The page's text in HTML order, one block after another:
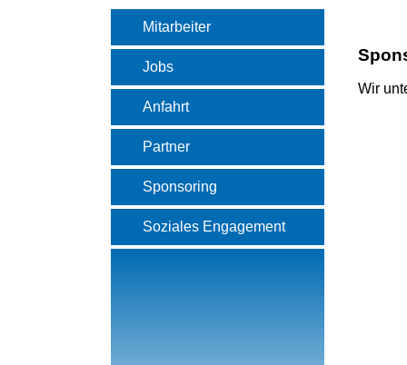
Mitarbeiter
Jobs
Anfahrt
Partner
Sponsoring
Soziales Engagement
Wir